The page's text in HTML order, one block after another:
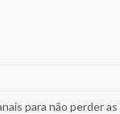
para não perder